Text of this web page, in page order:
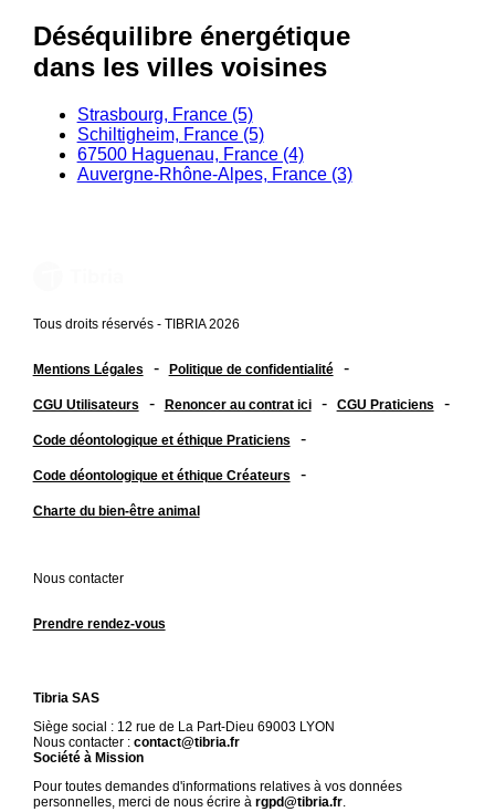
Déséquilibre énergétique
dans les villes voisines
Strasbourg, France (5)
Schiltigheim, France (5)
67500 Haguenau, France (4)
Auvergne-Rhône-Alpes, France (3)
Tous droits réservés - TIBRIA 2026
Mentions Légales - Politique de confidentialité -
CGU Utilisateurs - Renoncer au contrat ici - CGU Praticiens -
Code déontologique et éthique Praticiens -
Code déontologique et éthique Créateurs -
Charte du bien-être animal
Nous contacter
Prendre rendez-vous
Tibria SAS
Siège social : 12 rue de La Part-Dieu 69003 LYON
Nous contacter : contact@tibria.fr
Société à Mission
Pour toutes demandes d'informations relatives à vos données
personnelles, merci de nous écrire à rgpd@tibria.fr.